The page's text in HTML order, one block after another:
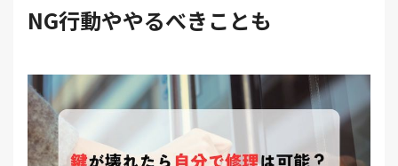
NG行動ややるべきことも